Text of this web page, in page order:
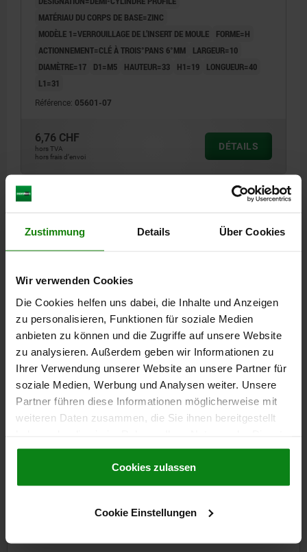
Zustimmung Details Über Cookies
Wir verwenden Cookies
Die Cookies helfen uns dabei, die Inhalte und Anzeigen
zu personalisieren, Funktionen für soziale Medien
anbieten zu können und die Zugriffe auf unsere Website
zu analysieren. Außerdem geben wir Informationen zu
Ihrer Verwendung unserer Website an unsere Partner für
soziale Medien, Werbung und Analysen weiter. Unsere
Partner führen diese Informationen möglicherweise mit
weiteren Daten zusammen, die Sie ihnen bereitgestellt
gesammelt haben.Cookie Richtlinien
Datenschutz|AGB
Cookies zulassen
Cookie Einstellungen
MATÉRIAU DU CORPS DE BASE=ZINC
MODÈLE 1=VERROUILLAGE DE L’INSERT DE MOULE
FORME=H
ACTIONNEMENT=CLÉ À TROIS°PANS 6°MM
LARGEUR=10
DIAMÈTRE=17
D1=M5 HAUTEUR=33 H1=19
LONGUEUR=40
L1=31
Référence: 05601-07
6,76 CHF
hors TVA
hors frais d’envoi
DÉTAILS
CAO
D'autres clients ont
également acheté
05601-21